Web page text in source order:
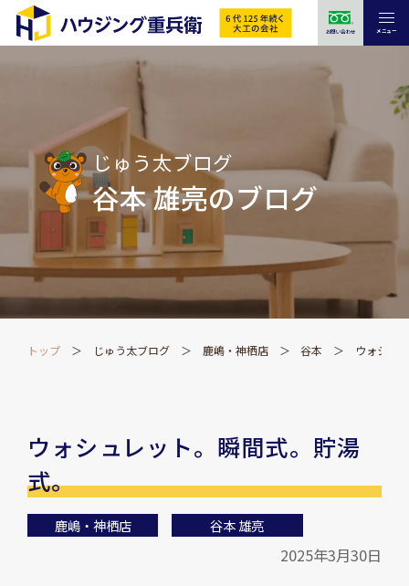
お問い合わせ メニュー
じゅう太ブログ
谷本 雄亮のブログ
トップ じゅう太ブログ 鹿嶋・神栖店 谷本 ウォシュ
ウォシュレット。瞬間式。貯湯
式。
鹿嶋・神栖店 谷本 雄亮
2025年3月30日